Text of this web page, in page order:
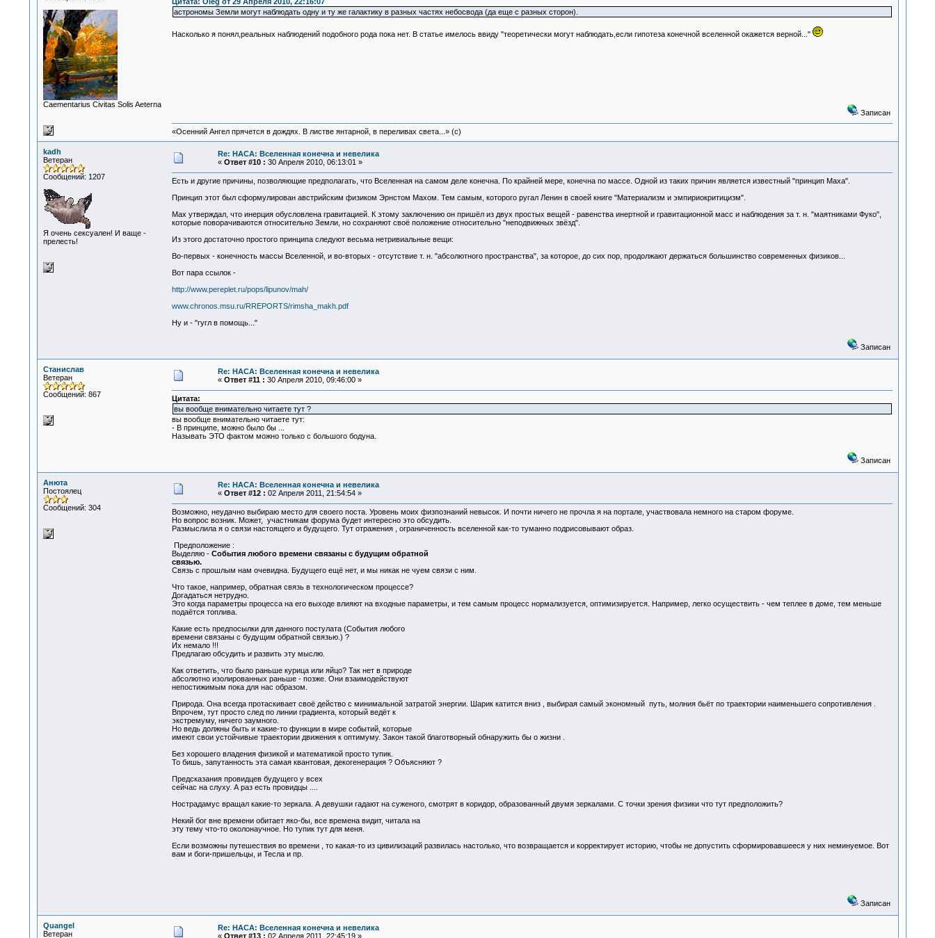
Сaementarius Civitas Solis Aeterna
астрономы Земли могут наблюдать одну и ту же галактику в разных частях небосвода (да еще с разных сторон).
Насколько я понял,реальных наблюдений подобного рода пока нет. В статье имелось ввиду "теоретически могут наблюдать,если гипотеза конечной вселенной окажется верной..."
Записан
«Осенний Ангел прячется в дождях. В листве янтарной, в переливах света...» (c)
kadh
Ветеран
Сообщений: 1207
Я очень сексуален! И ваще -
прелесть!
Re: НАСА: Вселенная конечна и невелика
« Ответ #10 : 30 Апреля 2010, 06:13:01 »
Есть и другие причины, позволяющие предполагать, что Вселенная на самом деле конечна. По крайней мере, конечна по массе. Одной из таких причин является известный "принцип Маха".
Принцип этот был сформулирован австрийским физиком Эрнстом Махом. Тем самым, которого ругал Ленин в своей книге "Материализм и эмпириокритицизм".
Мах утверждал, что инерция обусловлена гравитацией. К этому заключению он пришёл из двух простых вещей - равенства инертной и гравитационной масс и наблюдения за т. н. "маятниками Фуко",
которые поворачиваются относительно Земли, но сохраняют своё положение относительно "неподвижных звёзд".
Из этого достаточно простого принципа следуют весьма нетривиальные вещи:
Во-первых - конечность массы Вселенной, и во-вторых - отсутствие т. н. "абсолютного пространства", за которое, до сих пор, продолжают держаться большинство современных физиков...
Вот пара ссылок -
http://www.pereplet.ru/pops/lipunov/mah/
www.chronos.msu.ru/RREPORTS/rimsha_makh.pdf
Ну и - "гугл в помощь..."
Записан
Станислав
Ветеран
Сообщений: 867
Re: НАСА: Вселенная конечна и невелика
« Ответ #11 : 30 Апреля 2010, 09:46:00 »
Цитата:
вы вообще внимательно читаете тут ?
вы вообще внимательно читаете тут:
- В принципе, можно было бы ...
Называть ЭТО фактом можно только с большого бодуна.
Записан
Анюта
Постоялец
Сообщений: 304
Re: НАСА: Вселенная конечна и невелика
« Ответ #12 : 02 Апреля 2011, 21:54:54 »
Возможно, неудачно выбираю место для своего поста. Уровень моих физпознаний невысок. И почти ничего не прочла я на портале, участвовала немного на старом форуме.
Но вопрос возник. Может, участникам форума будет интересно это обсудить.
Размыслила я о связи настоящего и будущего. Тут отражения , ограниченность вселенной как-то туманно подрисовывают образ.
Предположение :
Выделяю - События любого времени связаны с будущим обратной
связью.
Связь с прошлым нам очевидна. Будущего ещё нет, и мы никак не чуем связи с ним.
Что такое, например, обратная связь в технологическом процессе?
Догадаться нетрудно.
Это когда параметры процесса на его выходе влияют на входные параметры, и тем самым процесс нормализуется, оптимизируется. Например, легко осуществить - чем теплее в доме, тем меньше
подаётся топлива.
Какие есть предпосылки для данного постулата (События любого
времени связаны с будущим обратной связью.) ?
Их немало !!!
Предлагаю обсудить и развить эту мыслю.
Как ответить, что было раньше курица или яйцо? Так нет в природе
абсолютно изолированных раньше - позже. Они взаимодействуют
непостижимым пока для нас образом.
Природа. Она всегда протаскивает своё действо с минимальной затратой энергии. Шарик катится вниз , выбирая самый экономный путь, молния бьёт по траектории наименьшего сопротивления .
Впрочем, тут просто след по линии градиента, который ведёт к
экстремуму, ничего заумного.
Но ведь должны быть и какие-то функции в мире событий, которые
имеют свои устойчивые траектории движения к оптимуму. Закон такой благотворный обнаружить бы о жизни .
Без хорошего владения физикой и математикой просто тупик.
То бишь, запутанность эта самая квантовая, декогенерация ? Объясняют ?
Предсказания провидцев будущего у всех
сейчас на слуху. А раз есть провидцы ....
Нострадамус вращал какие-то зеркала. А девушки гадают на суженого, смотрят в коридор, образованный двумя зеркалами. С точки зрения физики что тут предположить?
Некий бог вне времени обитает яко-бы, все времена видит, читала на
эту тему что-то околонаучное. Но тупик тут для меня.
Если возможны путешествия во времени , то какая-то из цивилизаций развилась настолько, что возвращается и корректирует историю, чтобы не допустить сформировавшееся у них неминуемое. Вот
вам и боги-пришельцы, и Тесла и пр.
Записан
Quangel
Ветеран
Re: НАСА: Вселенная конечна и невелика
« Ответ #13 : 02 Апреля 2011, 22:45:19 »